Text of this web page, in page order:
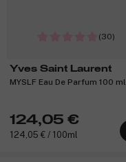
(30)
Yves Saint Laurent
MYSLF Eau De Parfum 100 ml
124,05 €
124,05 € / 100ml